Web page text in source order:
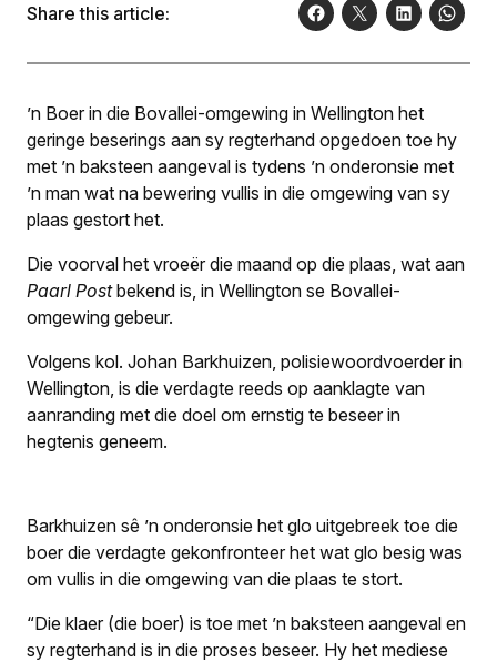
Share this article:
’n Boer in die Bovallei-omgewing in Wellington het
geringe beserings aan sy regterhand opgedoen toe hy
met ’n baksteen aangeval is tydens ’n onderonsie met
’n man wat na bewering vullis in die omgewing van sy
plaas gestort het.
Die voorval het vroeër die maand op die plaas, wat aan
Paarl Postbekend is, in Wellington se Bovallei-
omgewing gebeur.
Volgens kol. Johan Barkhuizen, polisiewoordvoerder in
Wellington, is die verdagte reeds op aanklagte van
aanranding met die doel om ernstig te beseer in
hegtenis geneem.
Barkhuizen sê ’n onderonsie het glo uitgebreek toe die
boer die verdagte gekonfronteer het wat glo besig was
om vullis in die omgewing van die plaas te stort.
“Die klaer (die boer) is toe met ’n baksteen aangeval en
sy regterhand is in die proses beseer. Hy het mediese